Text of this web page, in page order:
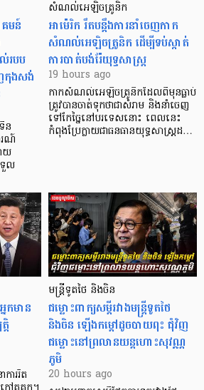
មន៍
របប
កុងសង់
ន
រណ៍
យ
ទួល
សំណល់អេឡិចត្រូនិក
អាម៉េរិក រឹតបន្តឹងការនាំចេញកាក
សំណល់អេឡិចត្រូនិក ដើម្បីទប់ស្កាត់
ការបាត់បង់រ៉ែយុទ្ធសាស្ត្រ
19 hours ago
កាក​សំណល់​អេឡិច​ត្រូនិកដែល​ពីមុនធ្លាប់​
ត្រូវបានចាត់ទុកថាជាសំរាម និងនាំចេញ
ទៅកែច្នៃនៅបរទេស​នោះ ពេលនេះ
កំពុងប្រែក្លាយជាធនធានយុទ្ធសាស្ត្រដ…
កមាន
តិ
ាររឹត
មន្ត្រីទូតថៃ និងចិន
ជម្លោះពាក្យសម្តីរវាងមន្ត្រីទូតថៃ
និងចិន ឡើងកម្ដៅដូចបាយពុះ ជុំវិញ
ជម្លោះនៅព្រលានយន្តហោះសុវណ្ណ
ភូមិ
20 hours ago